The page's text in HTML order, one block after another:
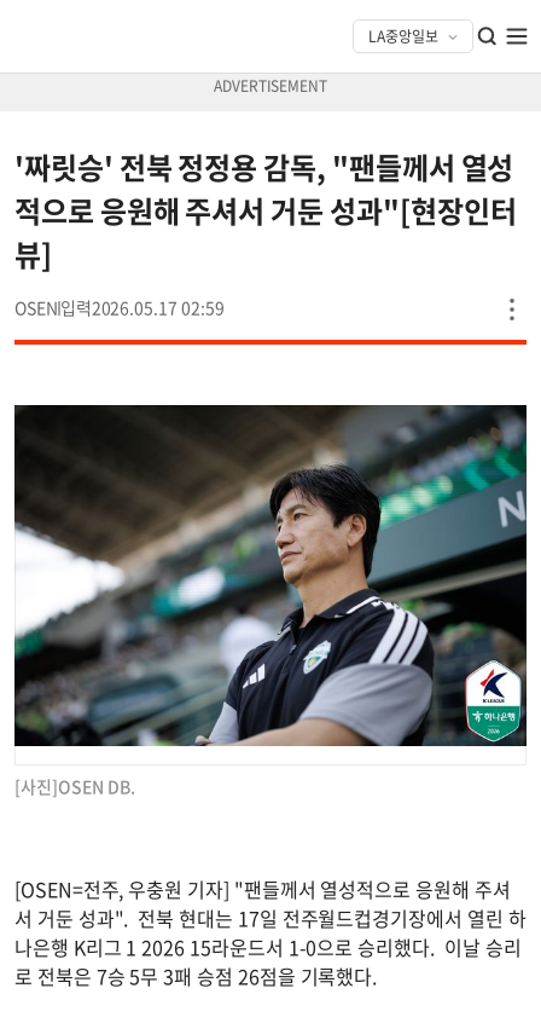
'짜릿승' 전북 정정용 감독, "팬들께서 열성
적으로 응원해 주셔서 거둔 성과"[현장인터
뷰]
OSEN 2026.05.17 02:59
[사진]OSEN DB.
[OSEN=전주, 우충원 기자] "팬들께서 열성적으로 응원해 주셔
서 거둔 성과". 전북 현대는 17일 전주월드컵경기장에서 열린 하
나은행 K리그 1 2026 15라운드서 1-0으로 승리했다. 이날 승리
로 전북은 7승 5무 3패 승점 26점을 기록했다.